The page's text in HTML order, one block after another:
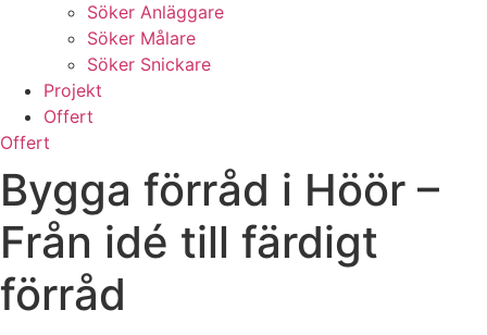
Söker Anläggare
Söker Målare
Söker Snickare
Projekt
Offert
Offert
Bygga förråd i Höör –
Från idé till färdigt
förråd